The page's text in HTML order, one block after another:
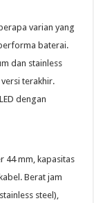
varian yang
baterai.
dan stainless
terakhir.
dengan
44 mm, kapasitas
Berat jam
steel),